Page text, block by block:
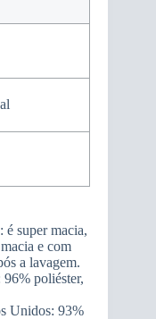
é super macia,
e com
a lavagem.
poliéster,
Unidos: 93%